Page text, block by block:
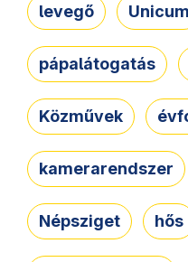
levegő Unicum
pápalátogatás
Közművek
kamerarendszer
Népsziget hős